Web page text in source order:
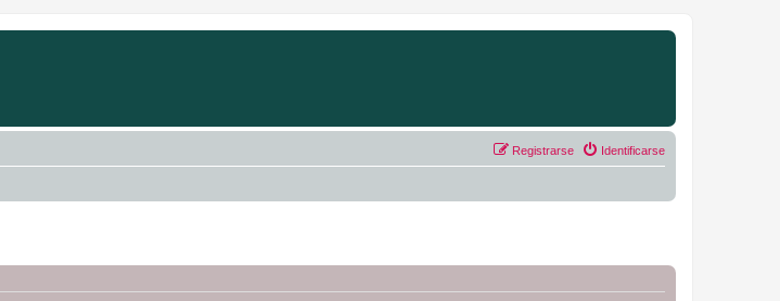
Identificarse
Registrarse